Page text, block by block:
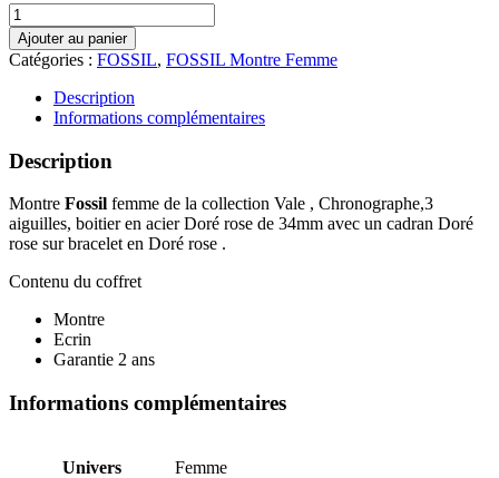
quantité
de
MONTRE
FOSSIL
BQ3659
Ajouter au panier
Catégories : FOSSIL, FOSSIL Montre Femme
Description
Informations complémentaires
Description
Montre Fossil femme de la collection Vale , Chronographe,3
aiguilles, boitier en acier Doré rose de 34mm avec un cadran Doré
rose sur bracelet en Doré rose .
Contenu du coffret
Montre
Ecrin
Garantie 2 ans
Informations complémentaires
Univers Femme